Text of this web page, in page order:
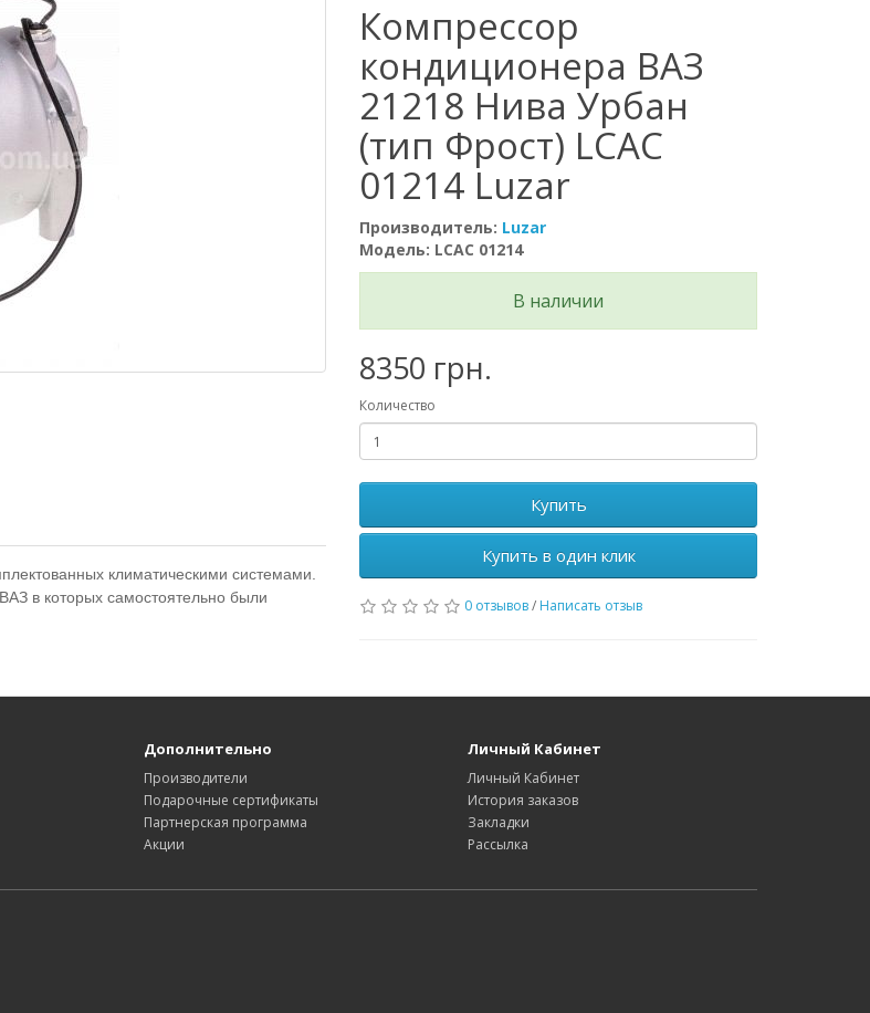
климатическими системами.
в которых самостоятельно были
Компрессор
кондиционера ВАЗ
21218 Нива Урбан
(тип Фрост) LCAC
01214 Luzar
Производитель: Luzar
Модель: LCAC 01214
В наличии
8350 грн.
Количество
Купить
Купить в один клик
0 отзывов/ Написать отзыв
Дополнительно
Производители
Подарочные сертификаты
Партнерская программа
Акции
Личный Кабинет
Личный Кабинет
История заказов
Закладки
Рассылка